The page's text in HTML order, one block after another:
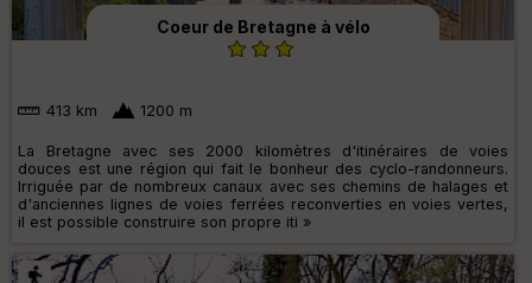
Coeur de Bretagne à vélo
413 km 1200 m
La Bretagne avec ses 2000 kilomètres d'itinéraires de voies
douces est une région qui fait le bonheur des cyclo-randonneurs.
Irriguée par de nombreux canaux avec ses chemins de halages et
d'anciennes lignes de voies ferrées reconverties en voies vertes,
il est possible construire son propre iti »